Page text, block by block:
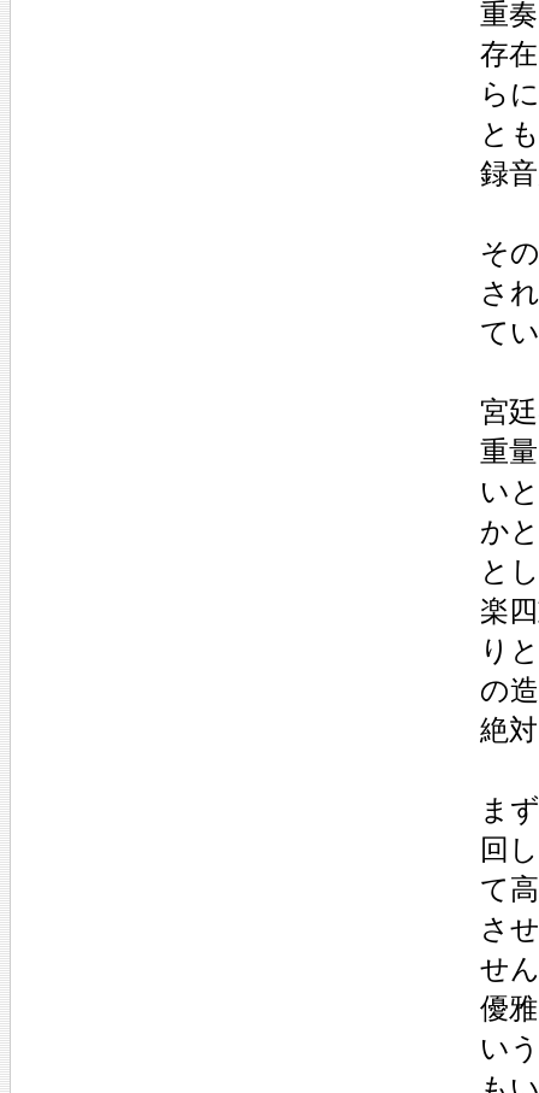
重
存
ら
と
録
そ
さ
て
宮
重
い
か
と
楽
り
の
絶
ま
回
て
さ
せ
優
い